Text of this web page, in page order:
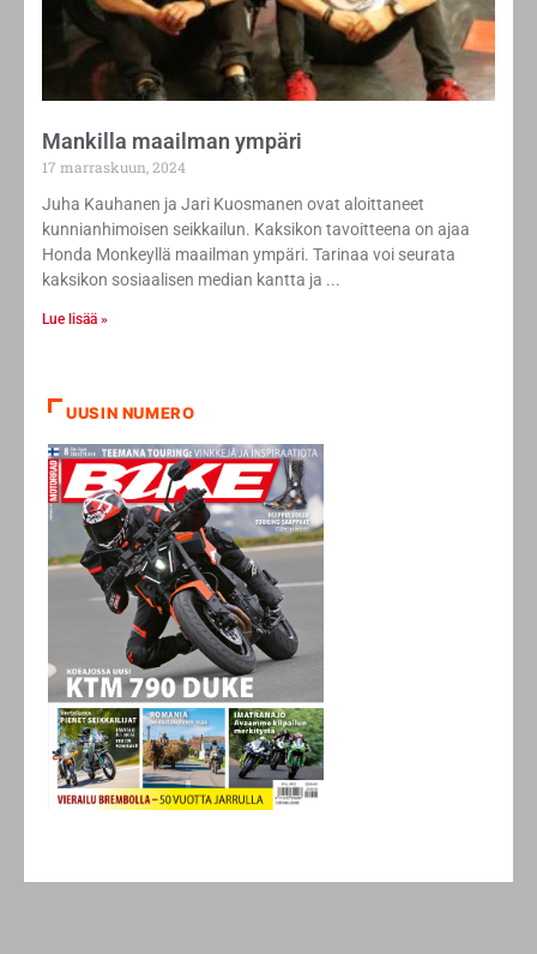
Mankilla maailman ympäri
17 marraskuun, 2024
Juha Kauhanen ja Jari Kuosmanen ovat aloittaneet
kunnianhimoisen seikkailun. Kaksikon tavoitteena on ajaa
Honda Monkeyllä maailman ympäri. Tarinaa voi seurata
kaksikon sosiaalisen median kantta ja
Lue lisää »
UUSIN NUMERO